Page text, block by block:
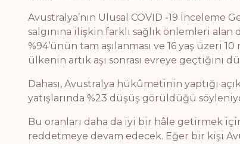
Avustralya’nın Ulusal COVID -19 İnceleme
salgınına ilişkin farklı sağlık önlemleri
%94’ünün tam aşılanması ve 16 yaş üzeri
ülkenin artık aşı sonrası evreye geçtiğini
Dahası, Avustralya hükûmetinin yaptığı
yatışlarında %23 düşüş görüldüğü
Bu oranları daha da iyi bir hâle getirmek
reddetmeye devam edecek. Eğer bir kişi